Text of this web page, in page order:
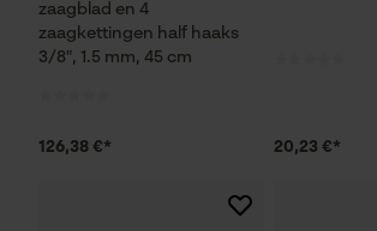
zaagblad en 4
zaagkettingen half haaks
3/8", 1.5 mm, 45 cm
126,38 €* 20,23 €*